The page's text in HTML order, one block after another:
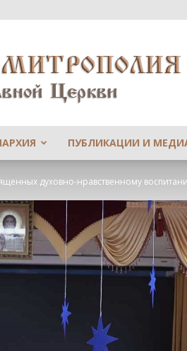
ПУБЛИКАЦИИ И
духовно-нравственному